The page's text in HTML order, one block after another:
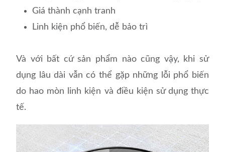
Giá thành cạnh tranh
Linh kiện phổ biến, dễ bảo trì
Và với bất cứ sản phẩm nào cũng vậy, khi sử
dụng lâu dài vẫn có thể gặp những lỗi phổ biến
do hao mòn linh kiện và điều kiện sử dụng thực
tế.